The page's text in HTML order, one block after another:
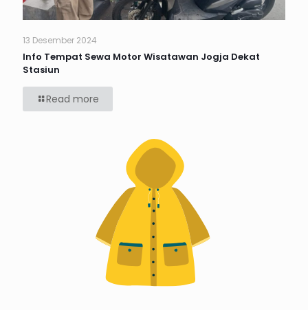
13 Desember 2024
Info Tempat Sewa Motor Wisatawan Jogja Dekat
Stasiun
Read more